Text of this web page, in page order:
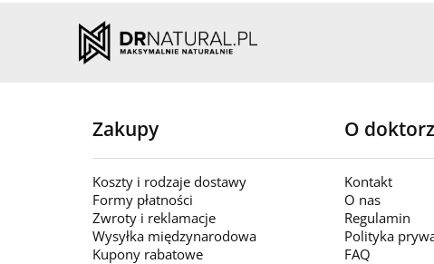
Zakupy
Koszty i rodzaje dostawy
Formy płatności
Zwroty i reklamacje
Wysyłka międzynarodowa
Kupony rabatowe
O
Kontakt
O nas
Regulamin
Polityka
FAQ